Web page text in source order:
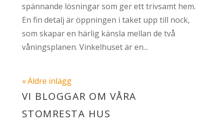
spännande lösningar som ger ett trivsamt hem.
En fin detalj är öppningen i taket upp till nock,
som skapar en härlig känsla mellan de två
våningsplanen. Vinkelhuset är en...
« Äldre inlägg
VI BLOGGAR OM VÅRA
STOMRESTA HUS